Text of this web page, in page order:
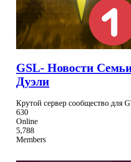
GSL- Новости
Дуэли
Крутой сервер сообщество для
630
Online
5,788
Members